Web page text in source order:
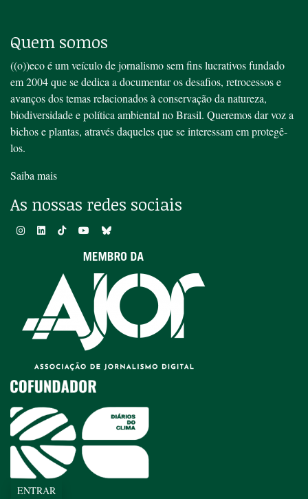
Quem somos
((o))eco é um veículo de jornalismo sem fins lucrativos fundado
em 2004 que se dedica a documentar os desafios, retrocessos e
avanços dos temas relacionados à conservação da natureza,
biodiversidade e política ambiental no Brasil. Queremos dar voz a
bichos e plantas, através daqueles que se interessam em protegê-
los.
Saiba mais
As nossas redes sociais
ENTRAR